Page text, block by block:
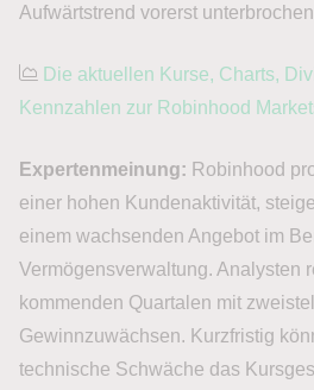
Aufwärtstrend vorerst
Die aktuellen Kurse, Charts,
Kennzahlen zur Robinhood
Expertenmeinung: Robinhood
einer hohen Kundenaktivität,
einem wachsenden Angebot im
Vermögensverwaltung. Analysten
kommenden Quartalen mit
Gewinnzuwächsen. Kurzfristig
technische Schwäche das